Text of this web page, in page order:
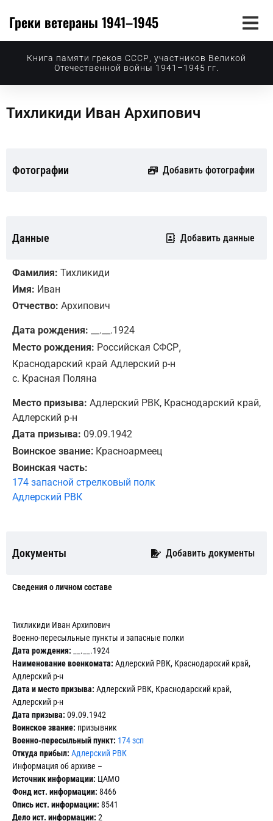
Греки ветераны 1941–1945
Книга памяти греков СССР, участников Великой
Отечественной войны 1941–1945 гг.
Тихликиди Иван Архипович
Фотографии Добавить фотографии
Данные Добавить данные
Фамилия: Тихликиди
Имя: Иван
Отчество: Архипович
Дата рождения: __.__.1924
Место рождения: Российская СФСР,
Краснодарский край Адлерский р-н
с. Красная Поляна
Место призыва: Адлерский РВК, Краснодарский край,
Адлерский р-н
Дата призыва: 09.09.1942
Воинское звание: Красноармеец
Воинская часть:
174 запасной стрелковый полк
Адлерский РВК
Документы Добавить документы
Сведения о личном составе
Тихликиди Иван Архипович
Военно-пересыльные пункты и запасные полки
Дата рождения: __.__.1924
Наименование военкомата: Адлерский РВК, Краснодарский край,
Адлерский р-н
Дата и место призыва: Адлерский РВК, Краснодарский край,
Адлерский р-н
Дата призыва: 09.09.1942
Воинское звание: призывник
Военно-пересыльный пункт: 174 зсп
Откуда прибыл: Адлерский РВК
Информация об архиве –
Источник информации: ЦАМО
Фонд ист. информации: 8466
Опись ист. информации: 8541
Дело ист. информации: 2